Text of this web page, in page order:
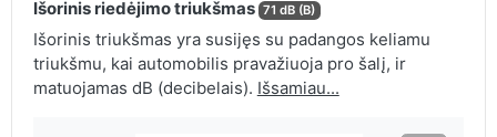
Išorinis riedėjimo triukšmas 71 dB (B)
Išorinis triukšmas yra susijęs su padangos keliamu
triukšmu, kai automobilis pravažiuoja pro šalį, ir
matuojamas dB (decibelais). Išsamiau...